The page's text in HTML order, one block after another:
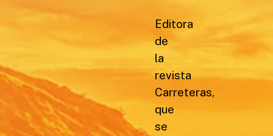
Editora
de
la
revista
Carreteras,
que
se